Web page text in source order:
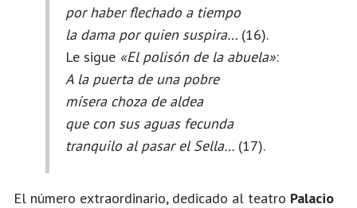
por haber flechado a tiempo
la dama por quien suspira… (16).
Le sigue «El polisón de la abuela»:
A la puerta de una pobre
mísera choza de aldea
que con sus aguas fecunda
tranquilo al pasar el Sella… (17).
El número extraordinario, dedicado al teatro Palacio